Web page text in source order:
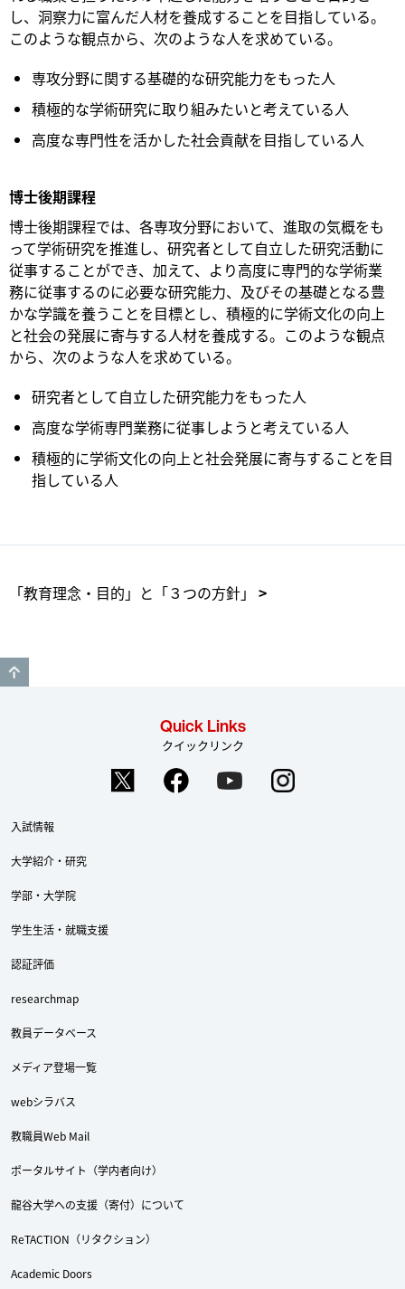
し、洞察力に富んだ人材を養成することを目指している。
このような観点から、次のような人を求めている。
専攻分野に関する基礎的な研究能力をもった人
積極的な学術研究に取り組みたいと考えている人
高度な専門性を活かした社会貢献を目指している人
博士後期課程
博士後期課程では、各専攻分野において、進取の気概をも
って学術研究を推進し、研究者として自立した研究活動に
従事することができ、加えて、より高度に専門的な学術業
務に従事するのに必要な研究能力、及びその基礎となる豊
かな学識を養うことを目標とし、積極的に学術文化の向上
と社会の発展に寄与する人材を養成する。このような観点
から、次のような人を求めている。
研究者として自立した研究能力をもった人
高度な学術専門業務に従事しようと考えている人
積極的に学術文化の向上と社会発展に寄与することを目
指している人
「教育理念・目的」と「３つの方針」
Quick Links
クイックリンク
入試情報
大学紹介・研究
学部・大学院
学生生活・就職支援
認証評価
researchmap
教員データベース
メディア登場一覧
webシラバス
教職員Web Mail
ポータルサイト（学内者向け）
龍谷大学への支援（寄付）について
ReTACTION（リタクション）
Academic Doors